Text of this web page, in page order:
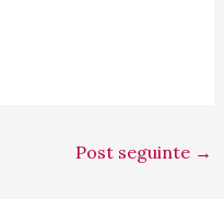
Post seguinte →